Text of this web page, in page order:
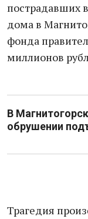
пострадавших
дома в
фонда
миллионов
В
обрушении
Трагедия